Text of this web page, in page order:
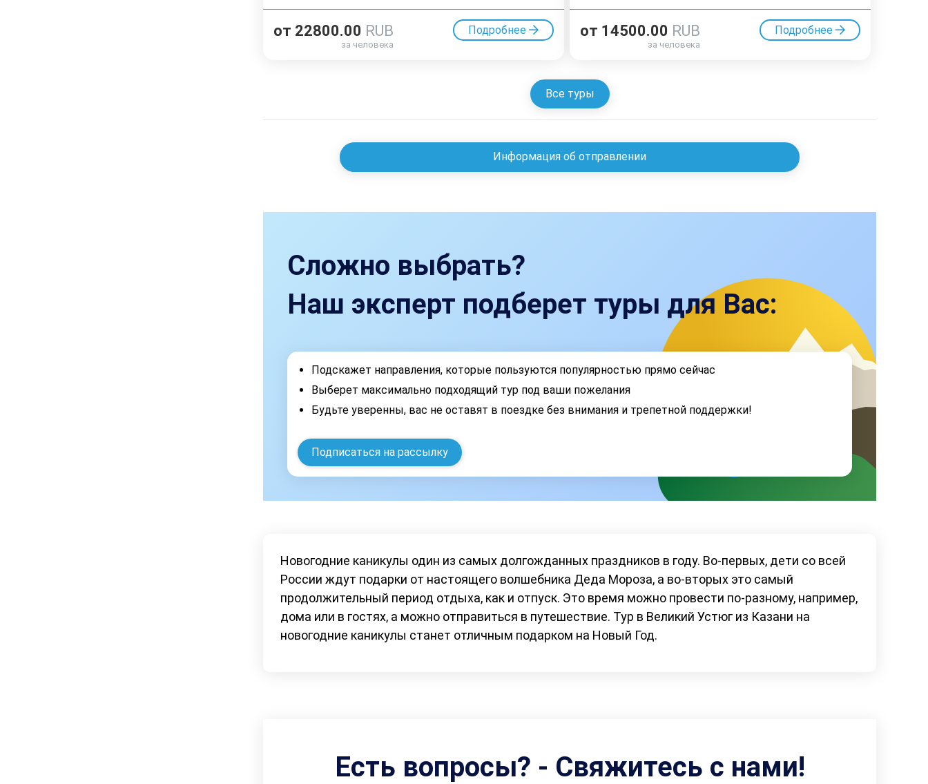
от 22800.00 RUB
за человека
Подробнее от 14500.00 RUB
за человека
Подробнее
Все туры
Информация об отправлении
Сложно выбрать?
Наш эксперт подберет туры для Вас:
Подскажет направления, которые пользуются популярностью прямо сейчас
Выберет максимально подходящий тур под ваши пожелания
Будьте уверенны, вас не оставят в поездке без внимания и трепетной поддержки!
Подписаться на рассылку
Новогодние каникулы один из самых долгожданных праздников в году. Во-первых, дети со всей
России ждут подарки от настоящего волшебника Деда Мороза, а во-вторых это самый
продолжительный период отдыха, как и отпуск. Это время можно провести по-разному, например,
дома или в гостях, а можно отправиться в путешествие. Тур в Великий Устюг из Казани на
новогодние каникулы станет отличным подарком на Новый Год.
Есть вопросы? - Свяжитесь с нами!